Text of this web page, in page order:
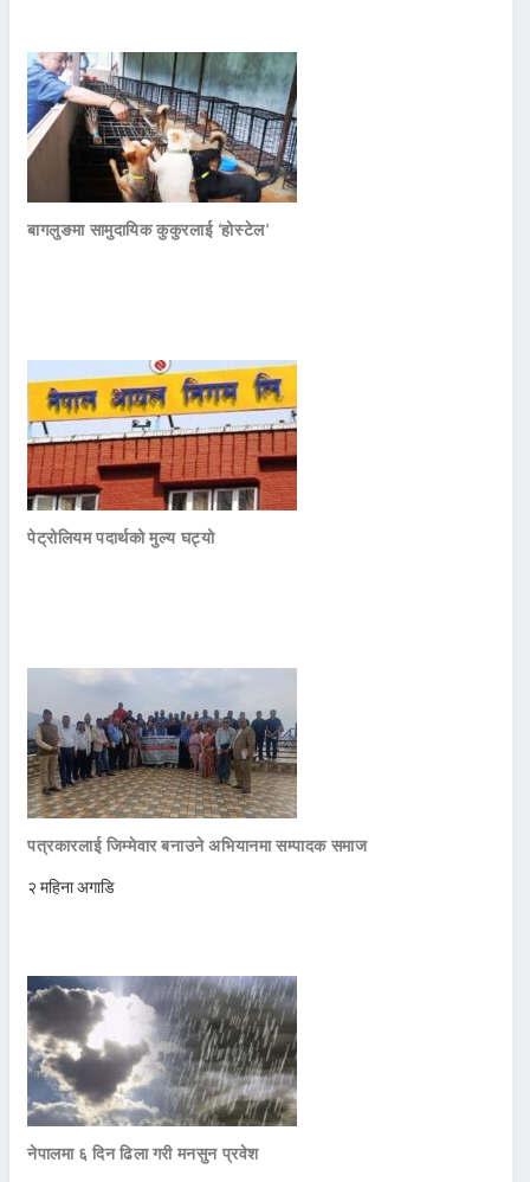
बागलुङमा सामुदायिक कुकुरलाई ‘होस्टेल’
पेट्रोलियम पदार्थको मुल्य घट्यो
पत्रकारलाई जिम्मेवार बनाउने अभियानमा सम्पादक समाज
२ महिना अगाडि
नेपालमा ६ दिन ढिला गरी मनसुन प्रवेश